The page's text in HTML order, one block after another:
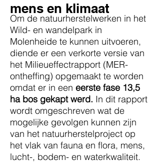
Om de natuurherstelwerken in het
Wild- en wandelpark in
Molenheide te kunnen uitvoeren,
diende er een verkorte versie van
het Milieueffectrapport (MER-
ontheffing) opgemaakt te worden
omdat er in een eerste fase 13,5
ha bos gekapt werd. In dit rapport
wordt omgeschreven wat de
mogelijke gevolgen kunnen zijn
van het natuurherstelproject op
het vlak van fauna en flora, mens,
lucht-, bodem- en waterkwaliteit.
mens en klimaat